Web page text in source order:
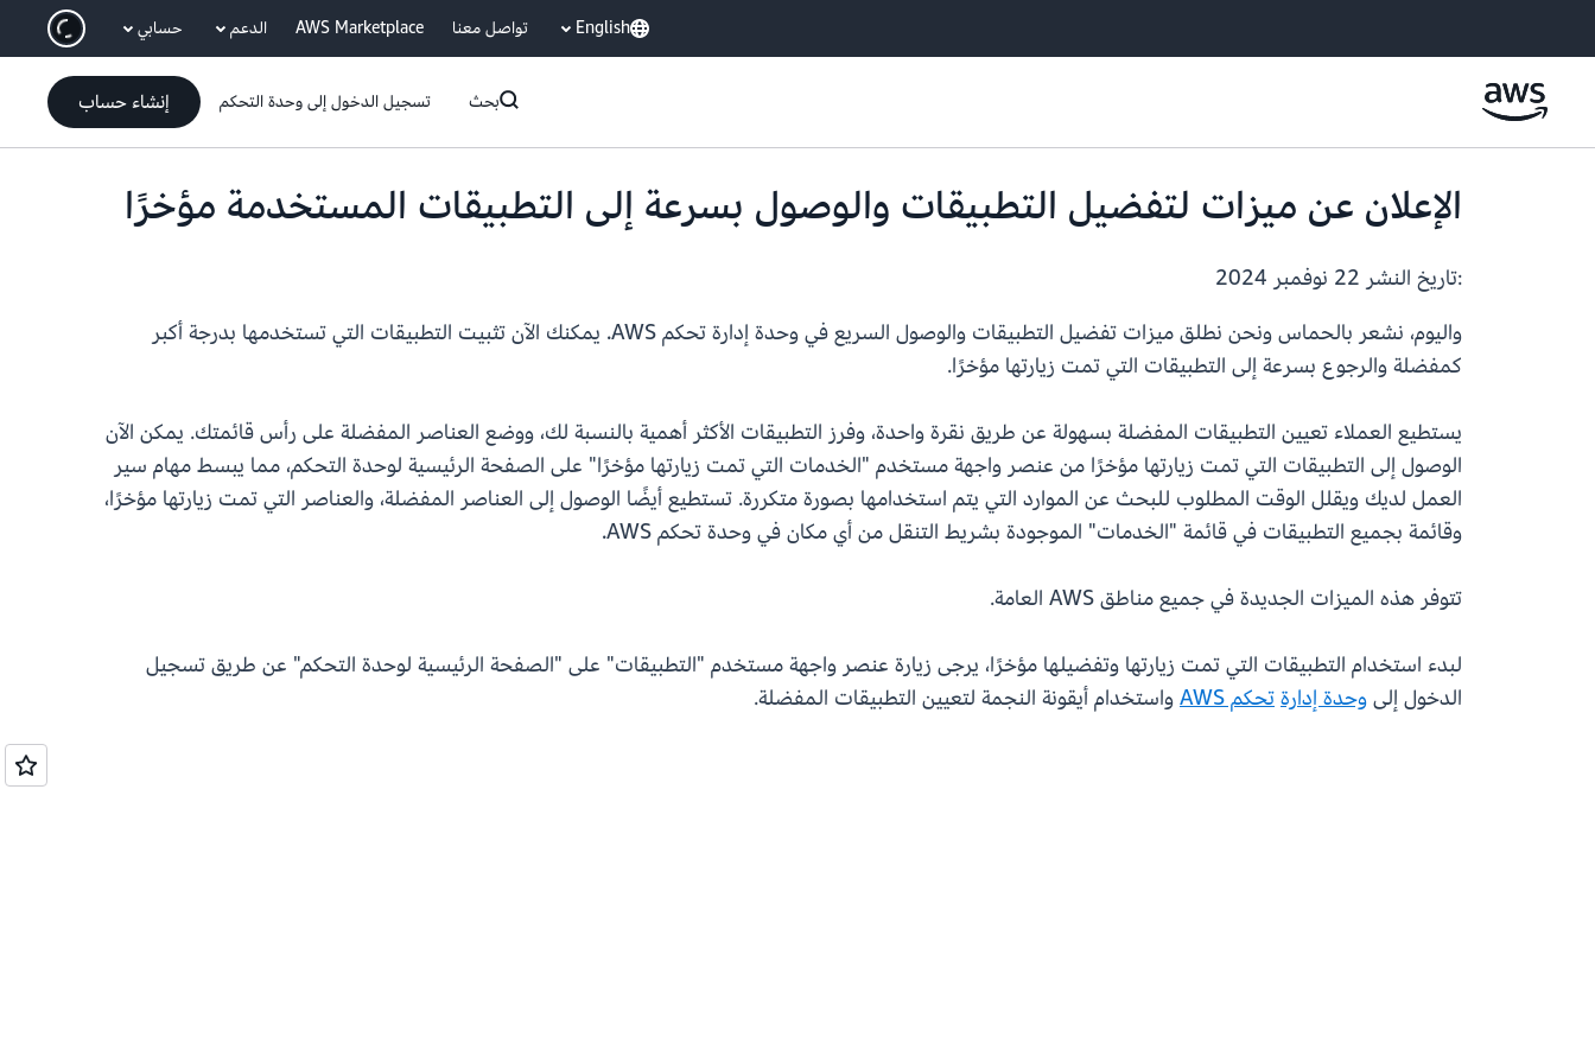
انتقل إلى المحتوى الرئيسي English تواصل معنا AWS Marketplace الدعم حسابي
بحث تسجيل الدخول إلى وحدة التحكم إنشاء حساب
الإعلان عن ميزات لتفضيل التطبيقات والوصول بسرعة إلى التطبيقات المستخدمة مؤخرًا
:تاريخ النشر
واليوم، نشعر بالحماس ونحن نطلق ميزات تفضيل التطبيقات والوصول السريع في وحدة إدارة تحكم AWS. يمكنك الآن تثبيت التطبيقات التي تستخدمها بدرجة أكبر
كمفضلة والرجوع بسرعة إلى التطبيقات التي تمت زيارتها مؤخرًا.
يستطيع العملاء تعيين التطبيقات المفضلة بسهولة عن طريق نقرة واحدة، وفرز التطبيقات الأكثر أهمية بالنسبة لك، ووضع العناصر المفضلة على رأس قائمتك. يمكن الآن
الوصول إلى التطبيقات التي تمت زيارتها مؤخرًا من عنصر واجهة مستخدم "الخدمات التي تمت زيارتها مؤخرًا" على الصفحة الرئيسية لوحدة التحكم، مما يبسط مهام سير
العمل لديك ويقلل الوقت المطلوب للبحث عن الموارد التي يتم استخدامها بصورة متكررة. تستطيع أيضًا الوصول إلى العناصر المفضلة، والعناصر التي تمت زيارتها مؤخرًا،
وقائمة بجميع التطبيقات في قائمة "الخدمات" الموجودة بشريط التنقل من أي مكان في وحدة تحكم AWS.
تتوفر هذه الميزات الجديدة في جميع مناطق AWS العامة.
لبدء استخدام التطبيقات التي تمت زيارتها وتفضيلها مؤخرًا، يرجى زيارة عنصر واجهة مستخدم "التطبيقات" على "الصفحة الرئيسية لوحدة التحكم" عن طريق تسجيل
الدخول إلىوحدة إدارةتحكم AWS واستخدام أيقونة النجمة لتعيين التطبيقات المفضلة.